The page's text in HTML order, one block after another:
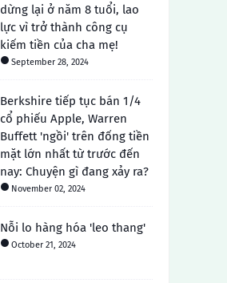
dừng lại ở năm 8 tuổi, lao
lực vì trở thành công cụ
kiếm tiền của cha mẹ!
September 28, 2024
Berkshire tiếp tục bán 1/4
cổ phiếu Apple, Warren
Buffett 'ngồi' trên đống tiền
mặt lớn nhất từ ​​trước đến
nay: Chuyện gì đang xảy ra?
November 02, 2024
Nỗi lo hàng hóa 'leo thang'
October 21, 2024